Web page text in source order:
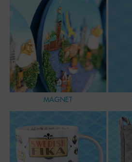
MAGNET